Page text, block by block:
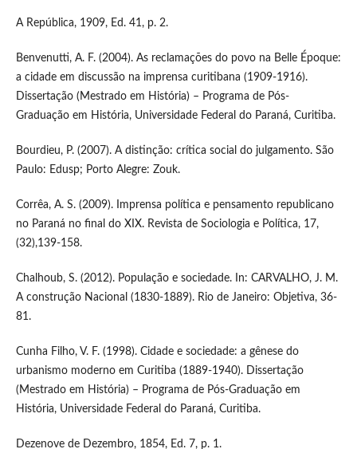
A República, 1909, Ed. 41, p. 2.
Benvenutti, A. F. (2004). As reclamações do povo na Belle Époque:
a cidade em discussão na imprensa curitibana (1909-1916).
Dissertação (Mestrado em História) – Programa de Pós-
Graduação em História, Universidade Federal do Paraná, Curitiba.
Bourdieu, P. (2007). A distinção: crítica social do julgamento. São
Paulo: Edusp; Porto Alegre: Zouk.
Corrêa, A. S. (2009). Imprensa política e pensamento republicano
no Paraná no final do XIX. Revista de Sociologia e Política, 17,
(32),139-158.
Chalhoub, S. (2012). População e sociedade. In: CARVALHO, J. M.
A construção Nacional (1830-1889). Rio de Janeiro: Objetiva, 36-
81.
Cunha Filho, V. F. (1998). Cidade e sociedade: a gênese do
urbanismo moderno em Curitiba (1889-1940). Dissertação
(Mestrado em História) – Programa de Pós-Graduação em
História, Universidade Federal do Paraná, Curitiba.
Dezenove de Dezembro, 1854, Ed. 7, p. 1.